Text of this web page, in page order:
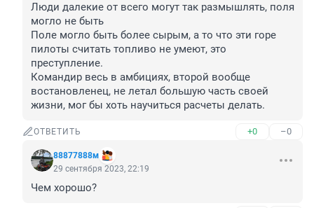
Люди далекие от всего могут так размышлять, поля
могло не быть
Поле могло быть более сырым, а то что эти горе
пилоты считать топливо не умеют, это
преступление.
Командир весь в амбициях, второй вообще
востановленец, не летал большую часть своей
жизни, мог бы хоть научиться расчеты делать.
ОТВЕТИТЬ +0 –0
88877888м
29 сентября 2023, 22:19
Чем хорошо?